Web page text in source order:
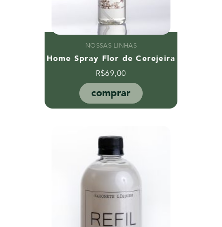
NOSSAS LINHAS
Home Spray Flor de Cerejeira
R$69,00
comprar